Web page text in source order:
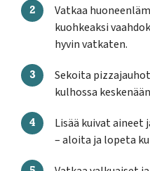
Vatkaa
kuohkeaksi
hyvin vatkaten.
Sekoita
kulhossa
Lisää kuivat
– aloita ja lopeta